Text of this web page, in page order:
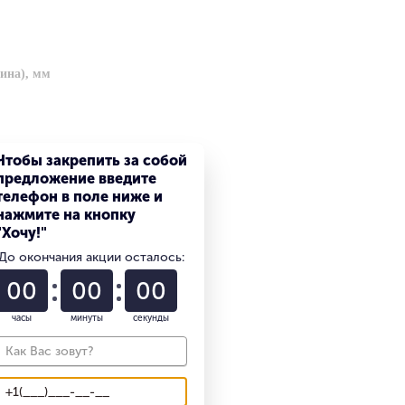
мм
мачтой, мм
базы, мм
(поперек)
закрепить за собой
введите
в поле ниже и
на кнопку
окончания акции осталось:
00
часы
00
минуты
00
секунды